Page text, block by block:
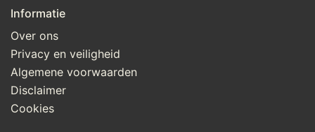
Informatie
Over ons
Privacy en veiligheid
Algemene voorwaarden
Disclaimer
Cookies